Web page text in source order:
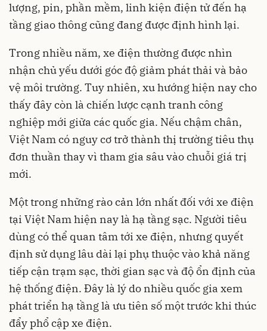
lượng, pin, phần mềm, linh kiện điện tử đến hạ
tầng giao thông cũng đang được định hình lại.
Trong nhiều năm, xe điện thường được nhìn
nhận chủ yếu dưới góc độ giảm phát thải và bảo
vệ môi trường. Tuy nhiên, xu hướng hiện nay cho
thấy đây còn là chiến lược cạnh tranh công
nghiệp mới giữa các quốc gia. Nếu chậm chân,
Việt Nam có nguy cơ trở thành thị trường tiêu thụ
đơn thuần thay vì tham gia sâu vào chuỗi giá trị
mới.
Một trong những rào cản lớn nhất đối với xe điện
tại Việt Nam hiện nay là hạ tầng sạc. Người tiêu
dùng có thể quan tâm tới xe điện, nhưng quyết
định sử dụng lâu dài lại phụ thuộc vào khả năng
tiếp cận trạm sạc, thời gian sạc và độ ổn định của
hệ thống điện. Đây là lý do nhiều quốc gia xem
phát triển hạ tầng là ưu tiên số một trước khi thúc
đẩy phổ cập xe điện.